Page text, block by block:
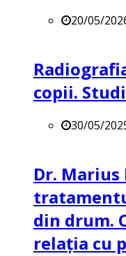
20/05/
copii.
30/05/
Dr.
din drum.
relația cu